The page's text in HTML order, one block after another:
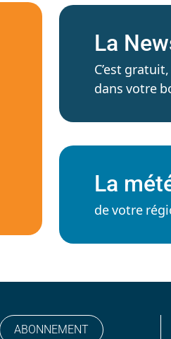
La
C’est
dans votre
La
de votre
ABONNEMENT